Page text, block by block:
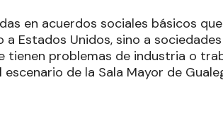
en acuerdos sociales básicos
Estados Unidos, sino a
tienen problemas de industria o
de la Sala Mayor de